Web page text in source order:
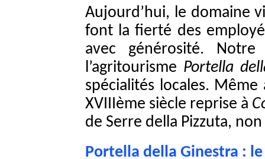
Aujourd’hui, le domaine
font la fierté des
avec générosité.
l’agritourisme Portella
spécialités locales.
XVIIIème siècle reprise à
de Serre della Pizzuta,
Portella della Ginestra :